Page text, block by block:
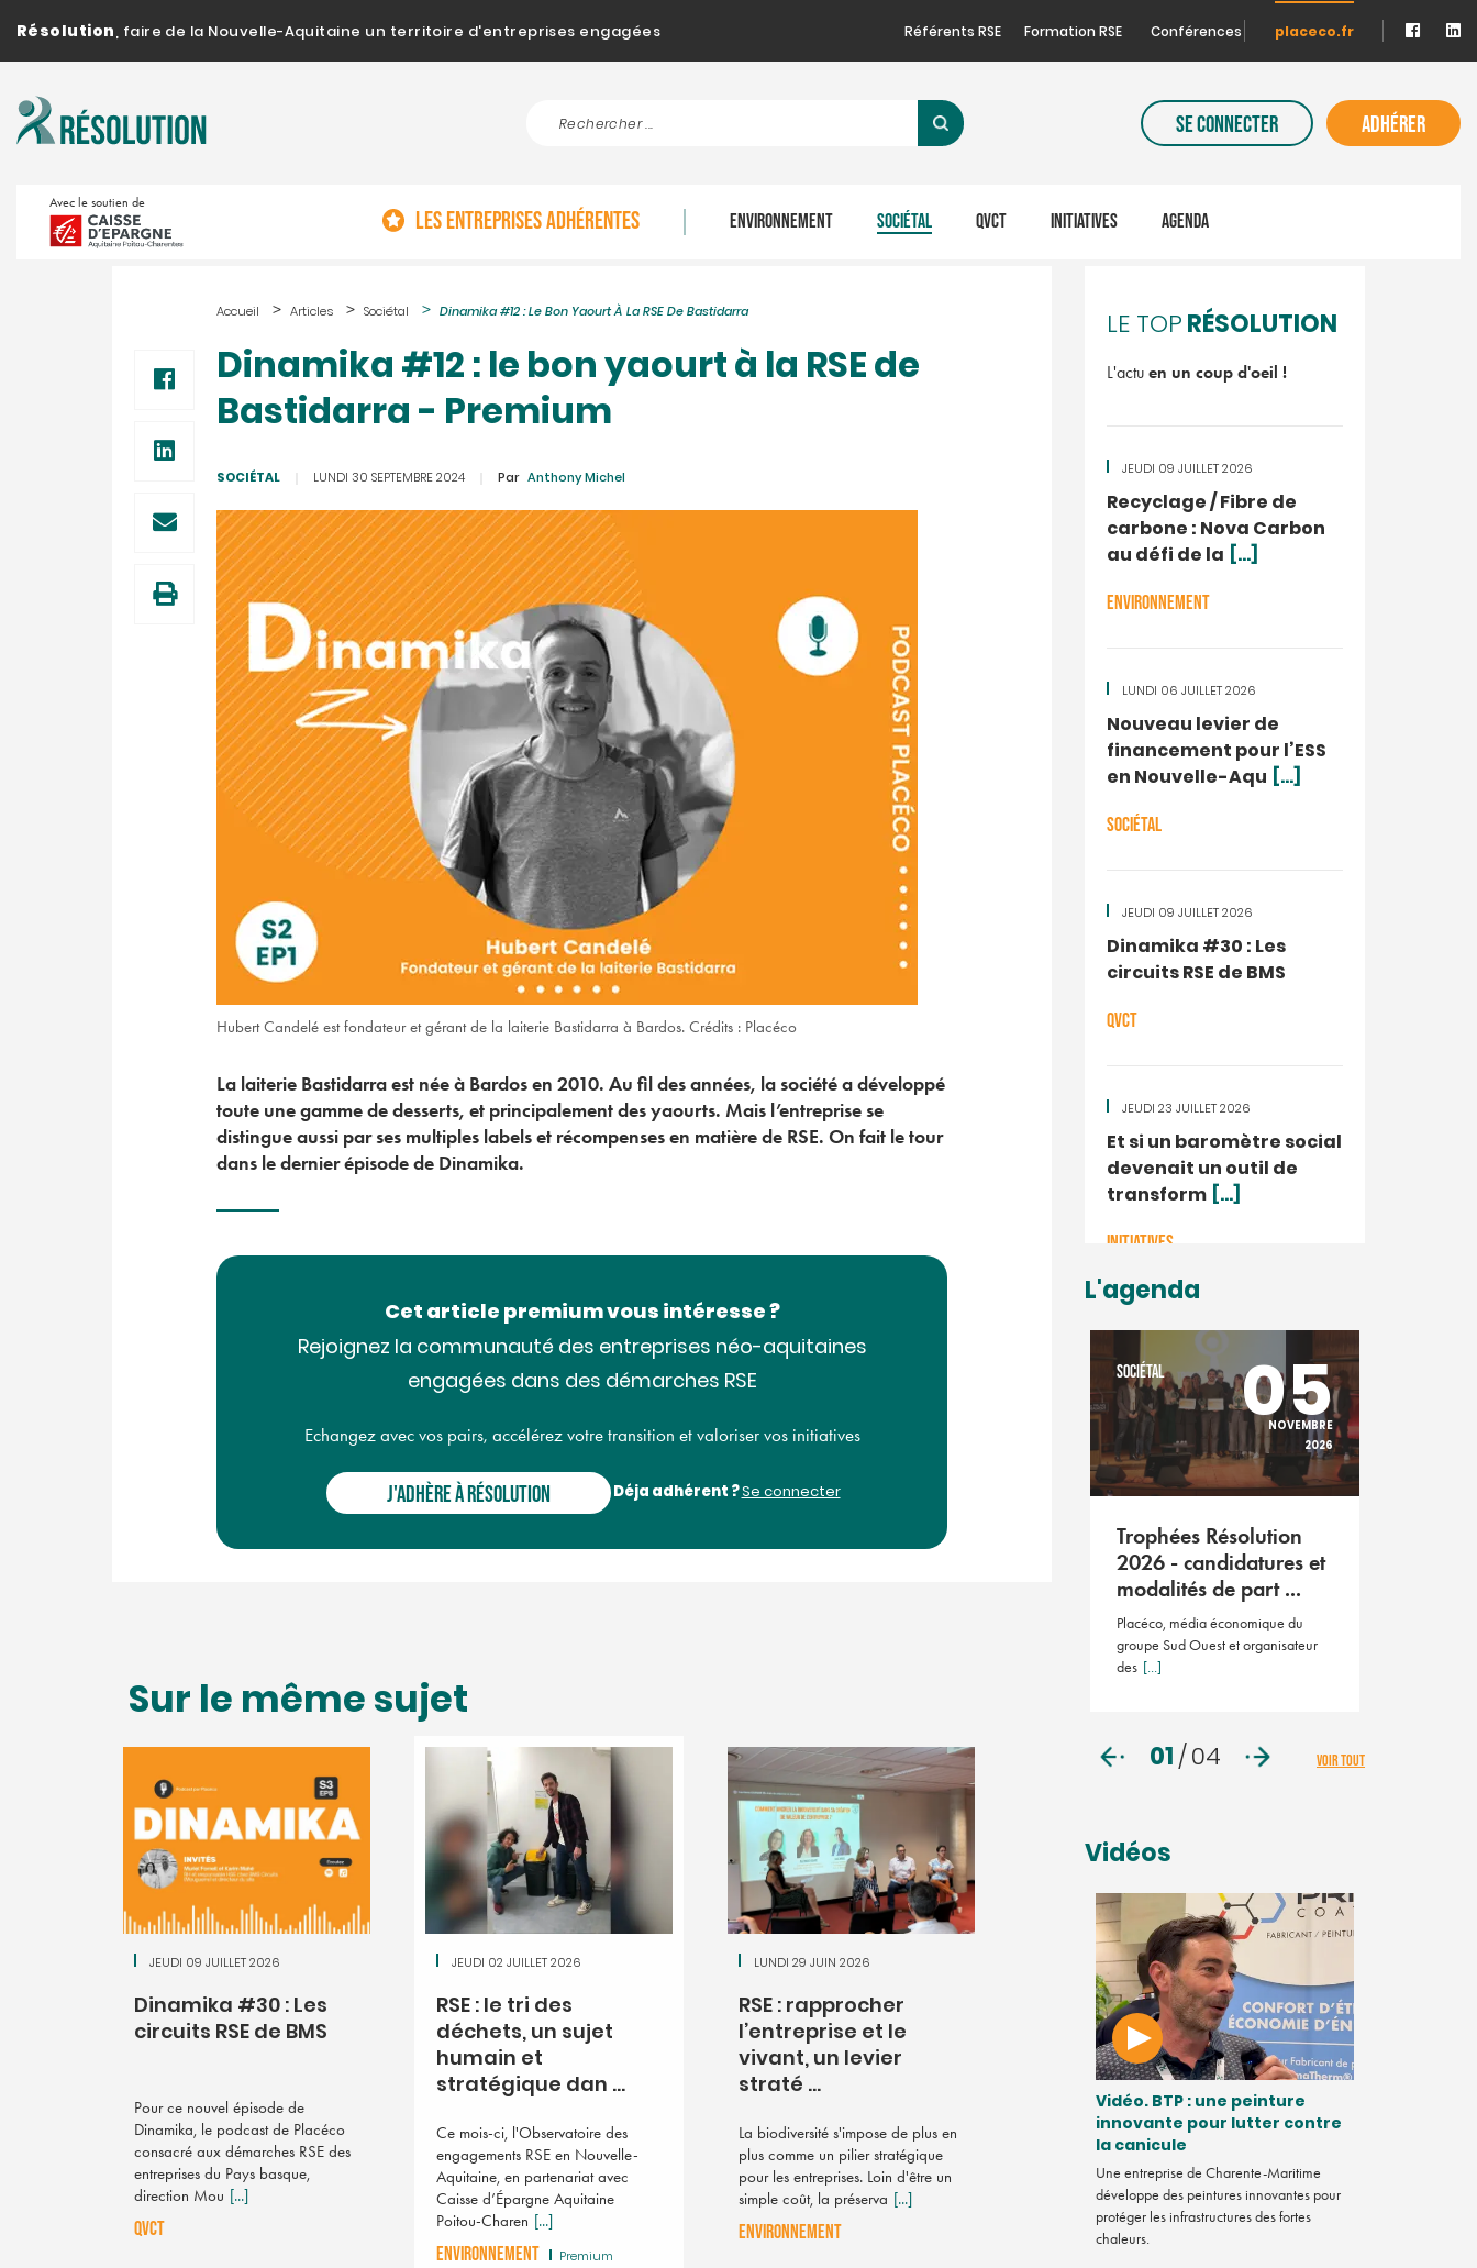
Résolution, faire de la Nouvelle-Aquitaine un territoire d'entreprises engagées Référents RSE Formation RSE Conférences placeco.fr
SE CONNECTER ADHÉRER
Avec le soutien de
LES ENTREPRISES ADHÉRENTES ENVIRONNEMENT SOCIÉTAL QVCT INITIATIVES AGENDA
Accueil Articles Sociétal Dinamika #12 : Le Bon Yaourt À La RSE De Bastidarra
Dinamika #12 : le bon yaourt à la RSE de
Bastidarra - Premium
SOCIÉTAL LUNDI 30 SEPTEMBRE 2024 Par Anthony Michel
Hubert Candelé est fondateur et gérant de la laiterie Bastidarra à Bardos. Crédits : Placéco
La laiterie Bastidarra est née à Bardos en 2010. Au fil des années, la société a développé
toute une gamme de desserts, et principalement des yaourts. Mais l’entreprise se
distingue aussi par ses multiples labels et récompenses en matière de RSE. On fait le tour
dans le dernier épisode de Dinamika.
Cet article premium vous intéresse ?
Rejoignez la communauté des entreprises néo-aquitaines
engagées dans des démarches RSE
Echangez avec vos pairs, accélérez votre transition et valoriser vos initiatives
J'ADHÈRE À RÉSOLUTION Déja adhérent ?Se connecter
Sur le même sujet
JEUDI 09 JUILLET 2026
Dinamika #30 : Les
circuits RSE de BMS
Pour ce nouvel épisode de
Dinamika, le podcast de Placéco
consacré aux démarches RSE des
entreprises du Pays basque,
direction Mou [...]
QVCT
JEUDI 02 JUILLET 2026
RSE : le tri des
déchets, un sujet
humain et
stratégique dan ...
Ce mois-ci, l'Observatoire des
engagements RSE en Nouvelle-
Aquitaine, en partenariat avec
Caisse d’Épargne Aquitaine
Poitou-Charen [...]
ENVIRONNEMENT Premium
LUNDI 29 JUIN 2026
RSE : rapprocher
l’entreprise et le
vivant, un levier
straté ...
La biodiversité s'impose de plus en
plus comme un pilier stratégique
pour les entreprises. Loin d'être un
simple coût, la préserva [...]
ENVIRONNEMENT
LE TOPRÉSOLUTION
L'actu en un coup d'oeil !
JEUDI 09 JUILLET 2026
Recyclage / Fibre de
carbone : Nova Carbon
au défi de la [...]
ENVIRONNEMENT
LUNDI 06 JUILLET 2026
Nouveau levier de
financement pour l’ESS
en Nouvelle-Aqu [...]
SOCIÉTAL
JEUDI 09 JUILLET 2026
Dinamika #30 : Les
circuits RSE de BMS
QVCT
JEUDI 23 JUILLET 2026
Et si un baromètre social
devenait un outil de
transform [...]
INITIATIVES
L'agenda
Le salon Résolution
SOCIÉTAL 05
NOVEMBRE
2026
Trophées Résolution
2026 - candidatures et
modalités de part ...
Placéco, média économique du
groupe Sud Ouest et organisateur
des [...]
01/04 VOIR TOUT
Vidéos
Nouvelle-Aquitaine, leader du
bioGNV, a de grandes
ambitions
En 2050, la région pourrait devenir
générer des milliers d'emplois sur tout le
Vidéo. BTP : une peinture
innovante pour lutter contre
la canicule
Une entreprise de Charente-Maritime
développe des peintures innovantes pour
protéger les infrastructures des fortes
chaleurs.